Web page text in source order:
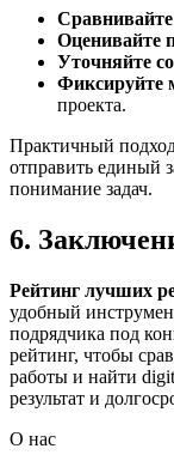
Оценивайте
Уточняйте
Фиксируйте
проекта.
Практичный
отправить единый
понимание задач.
6.
Рейтинг лучших
удобный
подрядчика под
рейтинг, чтобы
работы и найти
результат и
О нас